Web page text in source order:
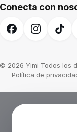
Conecta con
© 2026 Yimi Todos los
Política de